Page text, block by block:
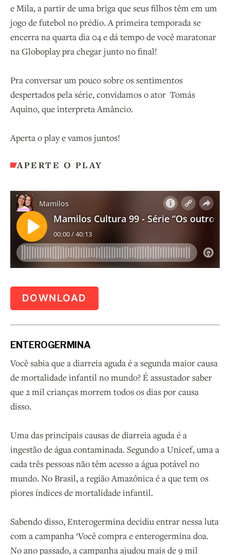
e Mila, a partir de uma briga que seus filhos têm em um
jogo de futebol no prédio. A primeira temporada se
encerra na quarta dia 04 e dá tempo de você maratonar
na Globoplay pra chegar junto no final!
Pra conversar um pouco sobre os sentimentos
despertados pela série, convidamos o ator Tomás
Aquino, que interpreta Amâncio.
Aperta o play e vamos juntos!
APERTE O PLAY
DOWNLOAD
ENTEROGERMINA
Você sabia que a diarreia aguda é a segunda maior causa
de mortalidade infantil no mundo? É assustador saber
que 2 mil crianças morrem todos os dias por causa
disso.
Uma das principais causas de diarreia aguda é a
ingestão de água contaminada. Segundo a Unicef, uma a
cada três pessoas não têm acesso a água potável no
mundo. No Brasil, a região Amazônica é a que tem os
piores índices de mortalidade infantil.
Sabendo disso, Enterogermina decidiu entrar nessa luta
com a campanha ‘Você compra e enterogermina doa.
No ano passado, a campanha ajudou mais de 9 mil